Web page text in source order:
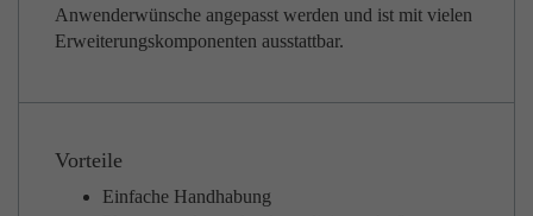
Anwenderwünsche angepasst werden und ist mit vielen
Erweiterungskomponenten ausstattbar.
Vorteile
Einfache Handhabung